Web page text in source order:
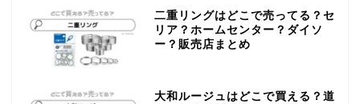
二重リングはどこで売ってる？セ
リア？ホームセンター？ダイソ
ー？販売店まとめ
大和ルージュはどこで買える？道